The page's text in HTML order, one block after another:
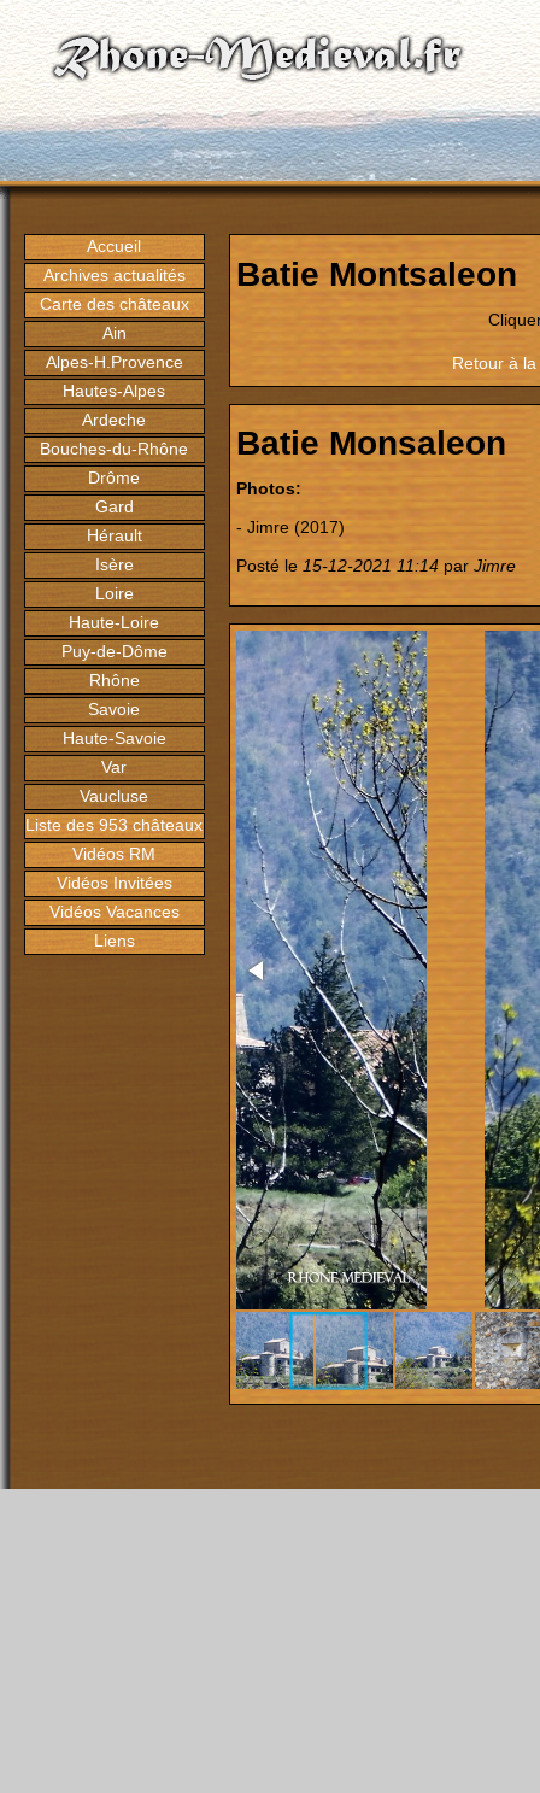
Accueil
Archives actualités
Carte des châteaux
Ain
Alpes-H.Provence
Hautes-Alpes
Ardeche
Bouches-du-Rhône
Drôme
Gard
Hérault
Isère
Loire
Haute-Loire
Puy-de-Dôme
Rhône
Savoie
Haute-Savoie
Var
Vaucluse
Liste des 953 châteaux
Vidéos RM
Vidéos Invitées
Vidéos Vacances
Liens
Batie Montsaleon
Retour à
Batie Monsaleon
Photos:
- Jimre (2017)
Posté le 15-12-2021 11:14 par Jimre